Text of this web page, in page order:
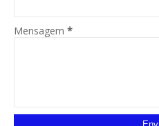
Mensagem *